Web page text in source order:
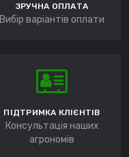
ЗРУЧНА ОПЛАТА
Вибір варіантів оплати
ПІДТРИМКА КЛІЄНТІВ
Консультація наших
агрономів